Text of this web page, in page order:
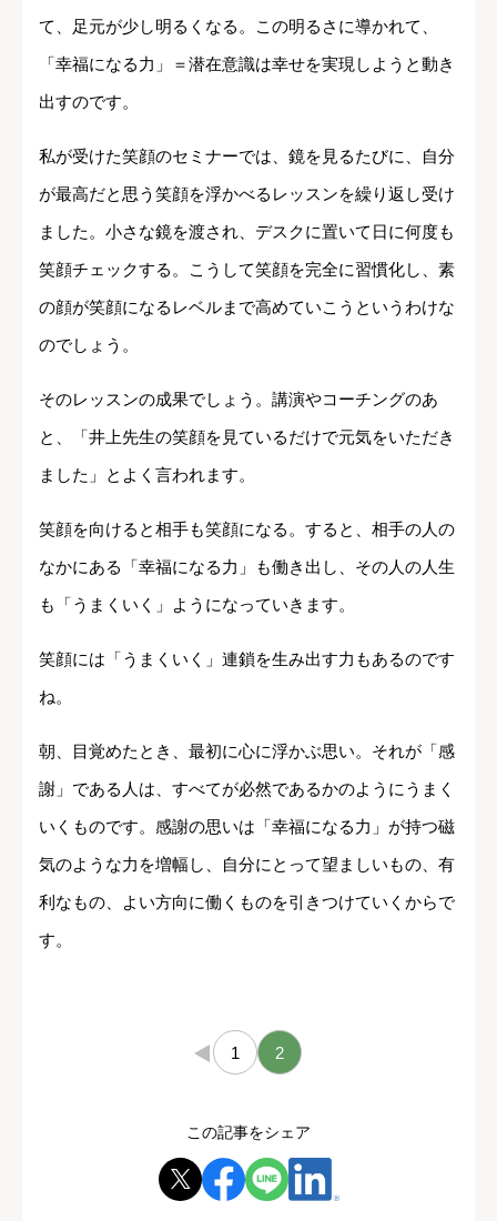
て、足元が少し明るくなる。この明るさに導かれて、
「幸福になる力」＝潜在意識は幸せを実現しようと動き
出すのです。
私が受けた笑顔のセミナーでは、鏡を見るたびに、自分
が最高だと思う笑顔を浮かべるレッスンを繰り返し受け
ました。小さな鏡を渡され、デスクに置いて日に何度も
笑顔チェックする。こうして笑顔を完全に習慣化し、素
の顔が笑顔になるレベルまで高めていこうというわけな
のでしょう。
そのレッスンの成果でしょう。講演やコーチングのあ
と、「井上先生の笑顔を見ているだけで元気をいただき
ました」とよく言われます。
笑顔を向けると相手も笑顔になる。すると、相手の人の
なかにある「幸福になる力」も働き出し、その人の人生
も「うまくいく」ようになっていきます。
笑顔には「うまくいく」連鎖を生み出す力もあるのです
ね。
朝、目覚めたとき、最初に心に浮かぶ思い。それが「感
謝」である人は、すべてが必然であるかのようにうまく
いくものです。感謝の思いは「幸福になる力」が持つ磁
気のような力を増幅し、自分にとって望ましいもの、有
利なもの、よい方向に働くものを引きつけていくからで
す。
← 1 2
この記事をシェア